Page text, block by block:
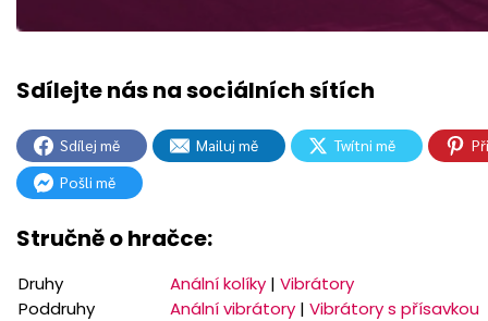
Sdílej mě Mailuj mě Twítni mě
Pošli mě
Stručně o hračce:
Druhy Anální kolíky | Vibrátory
Poddruhy
Anální vibrátory | Vibrátory s přísavkou